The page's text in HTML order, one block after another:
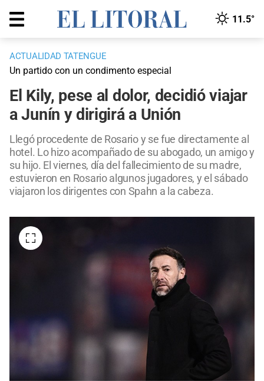
11.5°
ACTUALIDAD TATENGUE
Un partido con un condimento especial
El Kily, pese al dolor, decidió viajar
a Junín y dirigirá a Unión
Llegó procedente de Rosario y se fue directamente al
hotel. Lo hizo acompañado de su abogado, un amigo y
su hijo. El viernes, día del fallecimiento de su madre,
estuvieron en Rosario algunos jugadores, y el sábado
viajaron los dirigentes con Spahn a la cabeza.